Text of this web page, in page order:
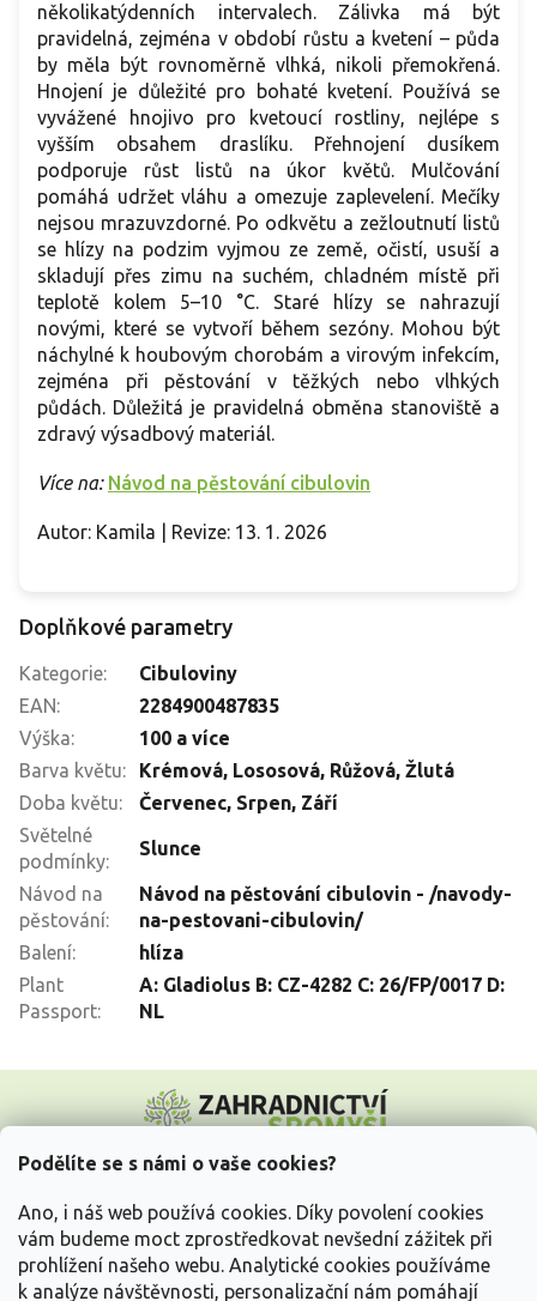
Podělíte se s námi o vaše cookies?
Ano, i náš web používá cookies. Díky povolení cookies
vám budeme moct zprostředkovat nevšední zážitek při
prohlížení našeho webu. Analytické cookies používáme
k analýze návštěvnosti, personalizační nám pomáhají
několikatýdenních intervalech. Zálivka má být
pravidelná, zejména v období růstu a kvetení – půda
by měla být rovnoměrně vlhká, nikoli přemokřená.
Hnojení je důležité pro bohaté kvetení. Používá se
vyvážené hnojivo pro kvetoucí rostliny, nejlépe s
vyšším obsahem draslíku. Přehnojení dusíkem
podporuje růst listů na úkor květů. Mulčování
pomáhá udržet vláhu a omezuje zaplevelení. Mečíky
nejsou mrazuvzdorné. Po odkvětu a zežloutnutí listů
se hlízy na podzim vyjmou ze země, očistí, usuší a
skladují přes zimu na suchém, chladném místě při
teplotě kolem 5–10 °C. Staré hlízy se nahrazují
novými, které se vytvoří během sezóny. Mohou být
náchylné k houbovým chorobám a virovým infekcím,
zejména při pěstování v těžkých nebo vlhkých
půdách. Důležitá je pravidelná obměna stanoviště a
zdravý výsadbový materiál.
Více na: Návod na pěstování cibulovin
Autor: Kamila | Revize: 13. 1. 2026
Doplňkové parametry
Kategorie:
Cibuloviny
EAN:
2284900487835
Výška:
100 a více
Barva květu: Krémová, Lososová, Růžová, Žlutá
Doba květu: Červenec, Srpen, Září
Světelné
podmínky:
Slunce
Návod na
pěstování:
Návod na pěstování cibulovin - /navody-
na-pestovani-cibulovin/
Balení:
hlíza
Plant
Passport:
A: Gladiolus B: CZ-4282 C: 26/FP/0017 D:
NL
p
Vše o nákupu
Informace pro Vás